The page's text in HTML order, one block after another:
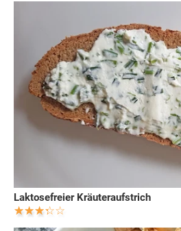
Laktosefreier Kräuteraufstrich